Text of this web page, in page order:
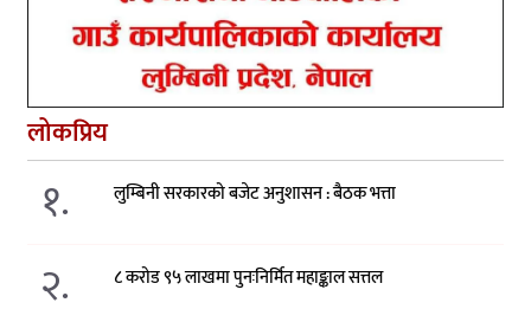
लोकप्रिय
१. लुम्बिनी सरकारको बजेट अनुशासन : बैठक भत्ता
२. ८ करोड ९५ लाखमा पुनःनिर्मित महाङ्काल सत्तल